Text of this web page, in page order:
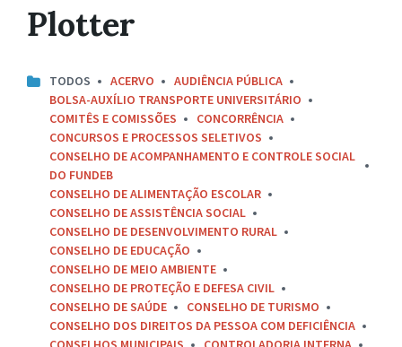
Plotter
TODOS ACERVO
AUDIÊNCIA PÚBLICA
BOLSA-AUXÍLIO TRANSPORTE UNIVERSITÁRIO
COMITÊS E COMISSÕES
CONCORRÊNCIA
CONCURSOS E PROCESSOS SELETIVOS
CONSELHO DE ACOMPANHAMENTO E CONTROLE SOCIAL
DO FUNDEB
CONSELHO DE ALIMENTAÇÃO ESCOLAR
CONSELHO DE ASSISTÊNCIA SOCIAL
CONSELHO DE DESENVOLVIMENTO RURAL
CONSELHO DE EDUCAÇÃO
CONSELHO DE MEIO AMBIENTE
CONSELHO DE PROTEÇÃO E DEFESA CIVIL
CONSELHO DE SAÚDE
CONSELHO DE TURISMO
CONSELHO DOS DIREITOS DA PESSOA COM DEFICIÊNCIA